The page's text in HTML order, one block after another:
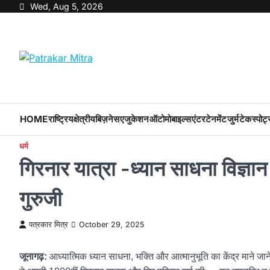
Wed, Aug 5, 2026
HOMEराष्ट्रियक्षेत्रीयबिज़नेसएजुकेशनऑटोमोबाइल्सएंटरटेनमेंटजुर्मटेक
धर्म
गिरनार यात्रा -ध्यान साधना
गुरुजी
पत्रकार मित्र October 29, 2025
जूनागढ़: आध्यात्मिक ध्यान साधना, भक्ति और आत्मानुभूति का केंद्र माने